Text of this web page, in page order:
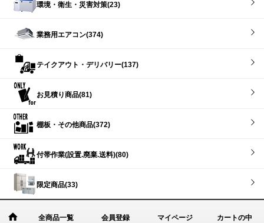
環境・衛生・災害対策(23)
業務用エアコン(374)
テイクアウト・デリバリー(137)
お見積り商品(81)
棚板・その他商品(372)
付帯作業(設置.廃棄.送料)(80)
限定商品(33)
全商品一覧 会員登録 マイページ カートの中